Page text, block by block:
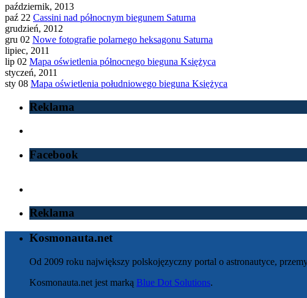
październik, 2013
paź 22 Cassini nad północnym biegunem Saturna
grudzień, 2012
gru 02 Nowe fotografie polarnego heksagonu Saturna
lipiec, 2011
lip 02 Mapa oświetlenia północnego bieguna Księżyca
styczeń, 2011
sty 08 Mapa oświetlenia południowego bieguna Księżyca
Reklama
Facebook
Reklama
Kosmonauta.net
Od 2009 roku największy polskojęzyczny portal o astronautyce,
Kosmonauta.net jest marką Blue Dot Solutions.